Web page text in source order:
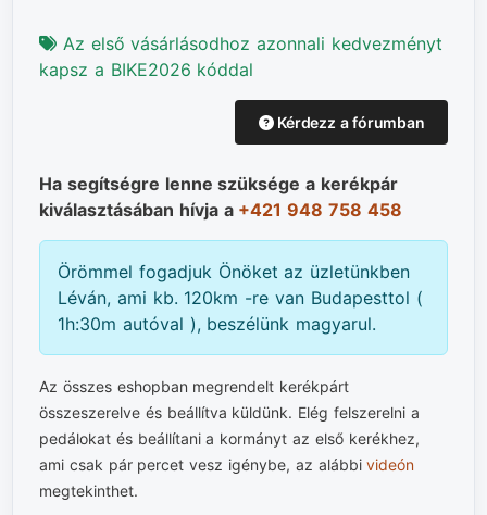
Az első vásárlásodhoz azonnali kedvezményt
kapsz a BIKE2026 kóddal
Kérdezz a fórumban
Ha segítségre lenne szüksége a kerékpár
kiválasztásában hívja a +421 948 758 458
Örömmel fogadjuk Önöket az üzletünkben
Léván, ami kb. 120km -re van Budapesttol (
1h:30m autóval ), beszélünk magyarul.
Az összes eshopban megrendelt kerékpárt
összeszerelve és beállítva küldünk. Elég felszerelni a
pedálokat és beállítani a kormányt az első kerékhez,
ami csak pár percet vesz igénybe, az alábbivideón
megtekinthet.